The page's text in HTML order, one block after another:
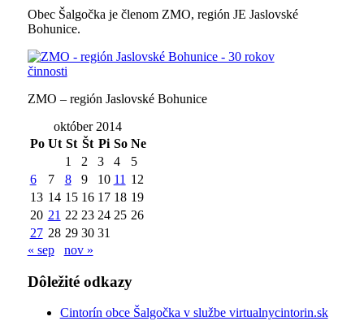
Obec Šalgočka je členom ZMO, región JE Jaslovské
Bohunice.
ZMO – región Jaslovské Bohunice
október 2014
Po Ut St Št Pi So Ne
1
2 3 4
5
6
7 8 9 10 11 12
13 14 15 16 17 18 19
20 21 22 23 24 25 26
27 28 29 30 31
« sep
nov »
Dôležité odkazy
Cintorín obce Šalgočka v službe virtualnycintorin.sk